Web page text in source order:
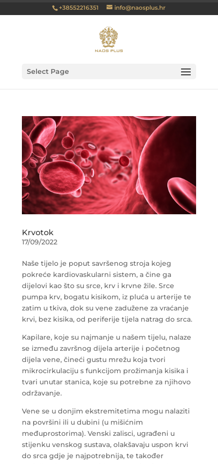
+38552216351 info@naosplus.hr
Select Page
Krvotok
17/09/2022
Naše tijelo je poput savršenog stroja kojeg
pokreće kardiovaskularni sistem, a čine ga
dijelovi kao što su srce, krv i krvne žile. Srce
pumpa krv, bogatu kisikom, iz pluća u arterije te
zatim u tkiva, dok su vene zadužene za vraćanje
krvi, bez kisika, od periferije tijela natrag do srca.
Kapilare, koje su najmanje u našem tijelu, nalaze
se između završnog dijela arterije i početnog
dijela vene, čineći gustu mrežu koja tvori
mikrocirkulaciju s funkcijom prožimanja kisika i
tvari unutar stanica, koje su potrebne za njihovo
održavanje.
Vene se u donjim ekstremitetima mogu nalaziti
na površini ili u dubini (u mišićnim
međuprostorima). Venski zalisci, ugrađeni u
stijenku venskog sustava, olakšavaju uspon krvi
do srca gdje je najpotrebnija, te također